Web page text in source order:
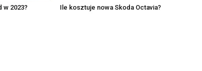
w 2023? Ile kosztuje nowa Skoda Octavia?